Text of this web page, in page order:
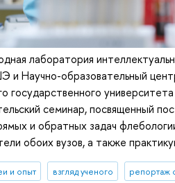
лаборатория
и Научно-образовательный
государственного
семинар, посвященный
и обратных задач
обоих вузов, а также
и опыт взгляд ученого репортаж